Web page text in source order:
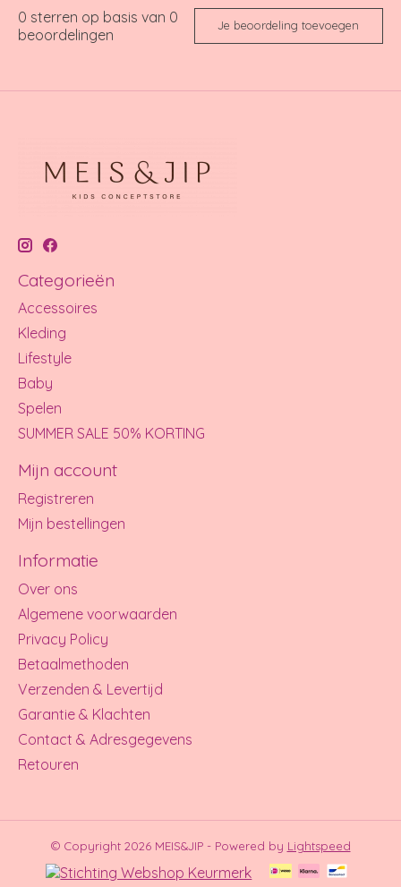
0 sterren op basis van 0
beoordelingen
Je beoordeling toevoegen
Categorieën
Accessoires
Kleding
Lifestyle
Baby
Spelen
SUMMER SALE 50% KORTING
Mijn account
Registreren
Mijn bestellingen
Informatie
Over ons
Algemene voorwaarden
Privacy Policy
Betaalmethoden
Verzenden & Levertijd
Garantie & Klachten
Contact & Adresgegevens
Retouren
© Copyright 2026 MEIS&JIP - Powered by Lightspeed